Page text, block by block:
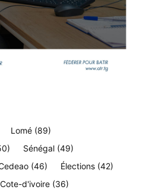
Lomé (89)
Sénégal (49)
(46) Élections (42)
Cote-d'ivoire (36)